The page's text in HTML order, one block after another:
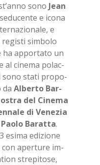
sono Jean
e ico­na
e
re­gi­sti sim­bo­lo
ha ap­por­ta­to un
al ci­ne­ma po­lac­
sono sta­ti pro­po­
da Al­ber­to Bar­
del Ci­ne­ma
di Ve­ne­zia
Pao­lo Ba­rat­ta.
esi­ma edi­zio­ne
con aper­tu­re im­
stre­pi­to­se,